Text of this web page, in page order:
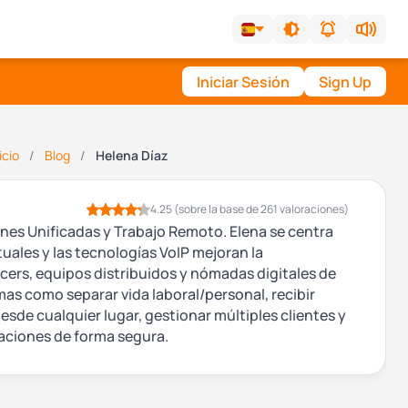
Iniciar Sesión Sign Up
Blog Helena Díaz
4.25(sobre la base de 261 valoraciones)
Unificadas y Trabajo Remoto. Elena se centra
y las tecnologías VoIP mejoran la
equipos distribuidos y nómadas digitales de
como separar vida laboral/personal, recibir
cualquier lugar, gestionar múltiples clientes y
de forma segura.